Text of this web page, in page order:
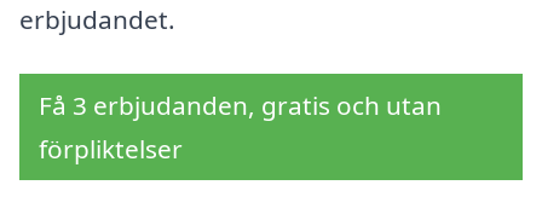
erbjudandet.
Få 3 erbjudanden, gratis och utan
förpliktelser